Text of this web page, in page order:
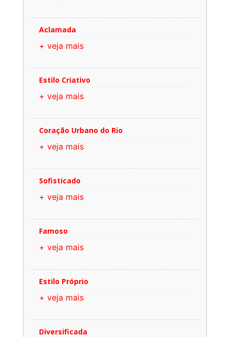
Aclamada
+ veja mais
Estilo Criativo
+ veja mais
Coração Urbano do Rio
+ veja mais
Sofisticado
+ veja mais
Famoso
+ veja mais
Estilo Próprio
+ veja mais
Diversificada